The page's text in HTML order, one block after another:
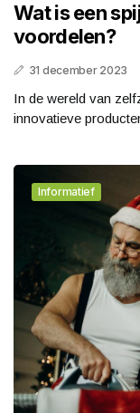
Wat is een
voordelen?
31 december 2023
In de wereld van
innovatieve
Informatief